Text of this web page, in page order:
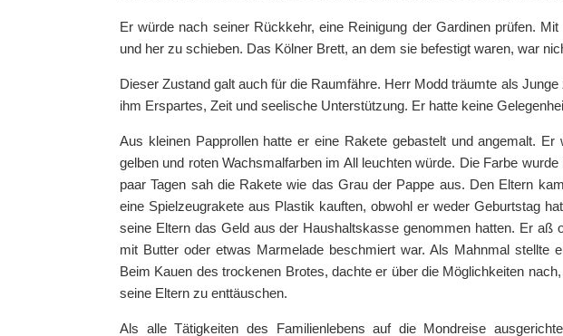
Er würde nach seiner Rückkehr, eine Reinigung der Gardinen prüfen.
und her zu schieben. Das Kölner Brett, an dem sie befestigt waren, war
Dieser Zustand galt auch für die Raumfähre. Herr Modd träumte als
ihm Erspartes, Zeit und seelische Unterstützung. Er hatte keine
Aus kleinen Papprollen hatte er eine Rakete gebastelt und angemalt.
gelben und roten Wachsmalfarben im All leuchten würde. Die Farbe
paar Tagen sah die Rakete wie das Grau der Pappe aus. Den Eltern
eine Spielzeugrakete aus Plastik kauften, obwohl er weder Geburtstag
seine Eltern das Geld aus der Haushaltskasse genommen hatten. Er aß
mit Butter oder etwas Marmelade beschmiert war. Als Mahnmal stellte
Beim Kauen des trockenen Brotes, dachte er über die Möglichkeiten
seine Eltern zu enttäuschen.
Als alle Tätigkeiten des Familienlebens auf die Mondreise